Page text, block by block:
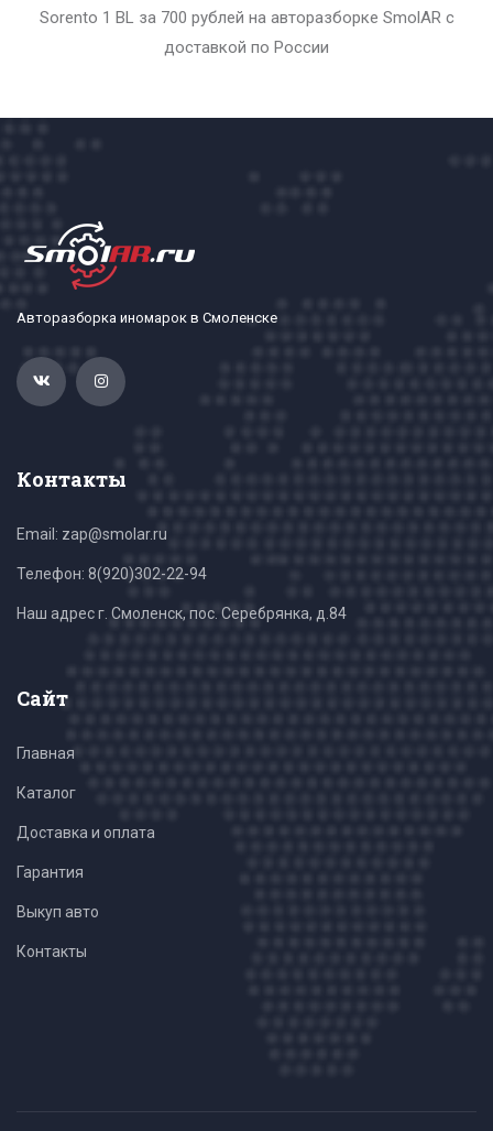
Sorento 1 BL за 700 рублей на авторазборке SmolAR с
доставкой по России
Авторазборка иномарок в Смоленске
Контакты
Email: zap@smolar.ru
Телефон: 8(920)302-22-94
Наш адрес г. Смоленск, пос. Серебрянка, д.84
Сайт
Главная
Каталог
Доставка и оплата
Гарантия
Выкуп авто
Контакты